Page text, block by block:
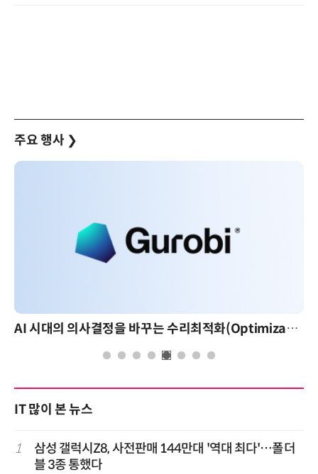
주요 행사 ❯
AI 시대의 의사결정을 바꾸는 수리최적화(Optimization): 실제 산업 적용 사례와 활용 전략
IT 많이 본 뉴스
1
삼성 갤럭시Z8, 사전판매 144만대 '역대 최다'…폴더
블 3종 통했다